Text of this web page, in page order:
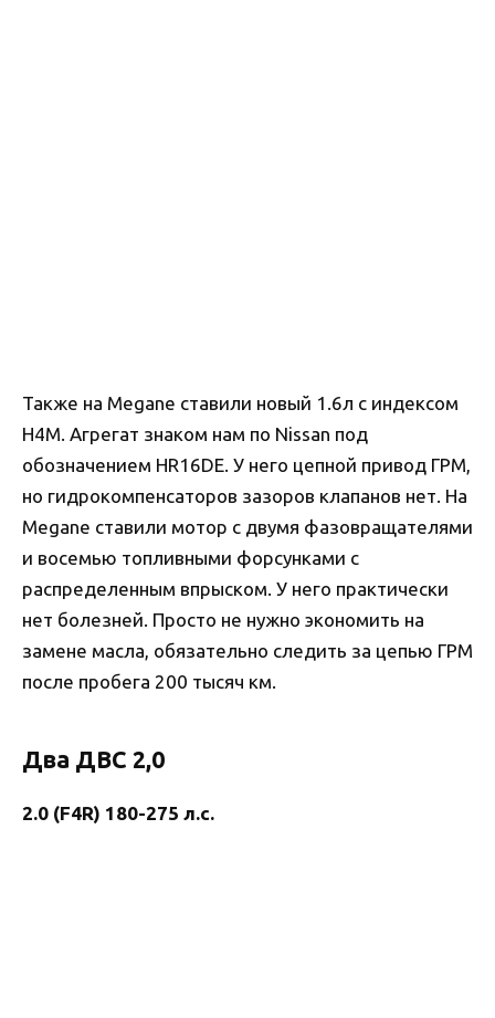
Также на Megane ставили новый 1.6л с индексом
H4M. Агрегат знаком нам по Nissan под
обозначением HR16DE. У него цепной привод ГРМ,
но гидрокомпенсаторов зазоров клапанов нет. На
Megane ставили мотор с двумя фазовращателями
и восемью топливными форсунками с
распределенным впрыском. У него практически
нет болезней. Просто не нужно экономить на
замене масла, обязательно следить за цепью ГРМ
после пробега 200 тысяч км.
Два ДВС 2,0
2.0 (F4R) 180-275 л.с.